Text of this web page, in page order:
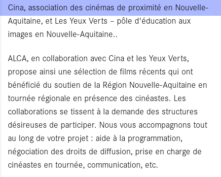
Cina, association des cinémas de proximité en Nouvelle-
Aquitaine, et Les Yeux Verts – pôle d'éducation aux
images en Nouvelle-Aquitaine..
ALCA, en collaboration avec Cina et les Yeux Verts,
propose ainsi une sélection de films récents qui ont
bénéficié du soutien de la Région Nouvelle-Aquitaine en
tournée régionale en présence des cinéastes. Les
collaborations se tissent à la demande des structures
désireuses de participer. Nous vous accompagnons tout
au long de votre projet : aide à la programmation,
négociation des droits de diffusion, prise en charge de
cinéastes en tournée, communication, etc.